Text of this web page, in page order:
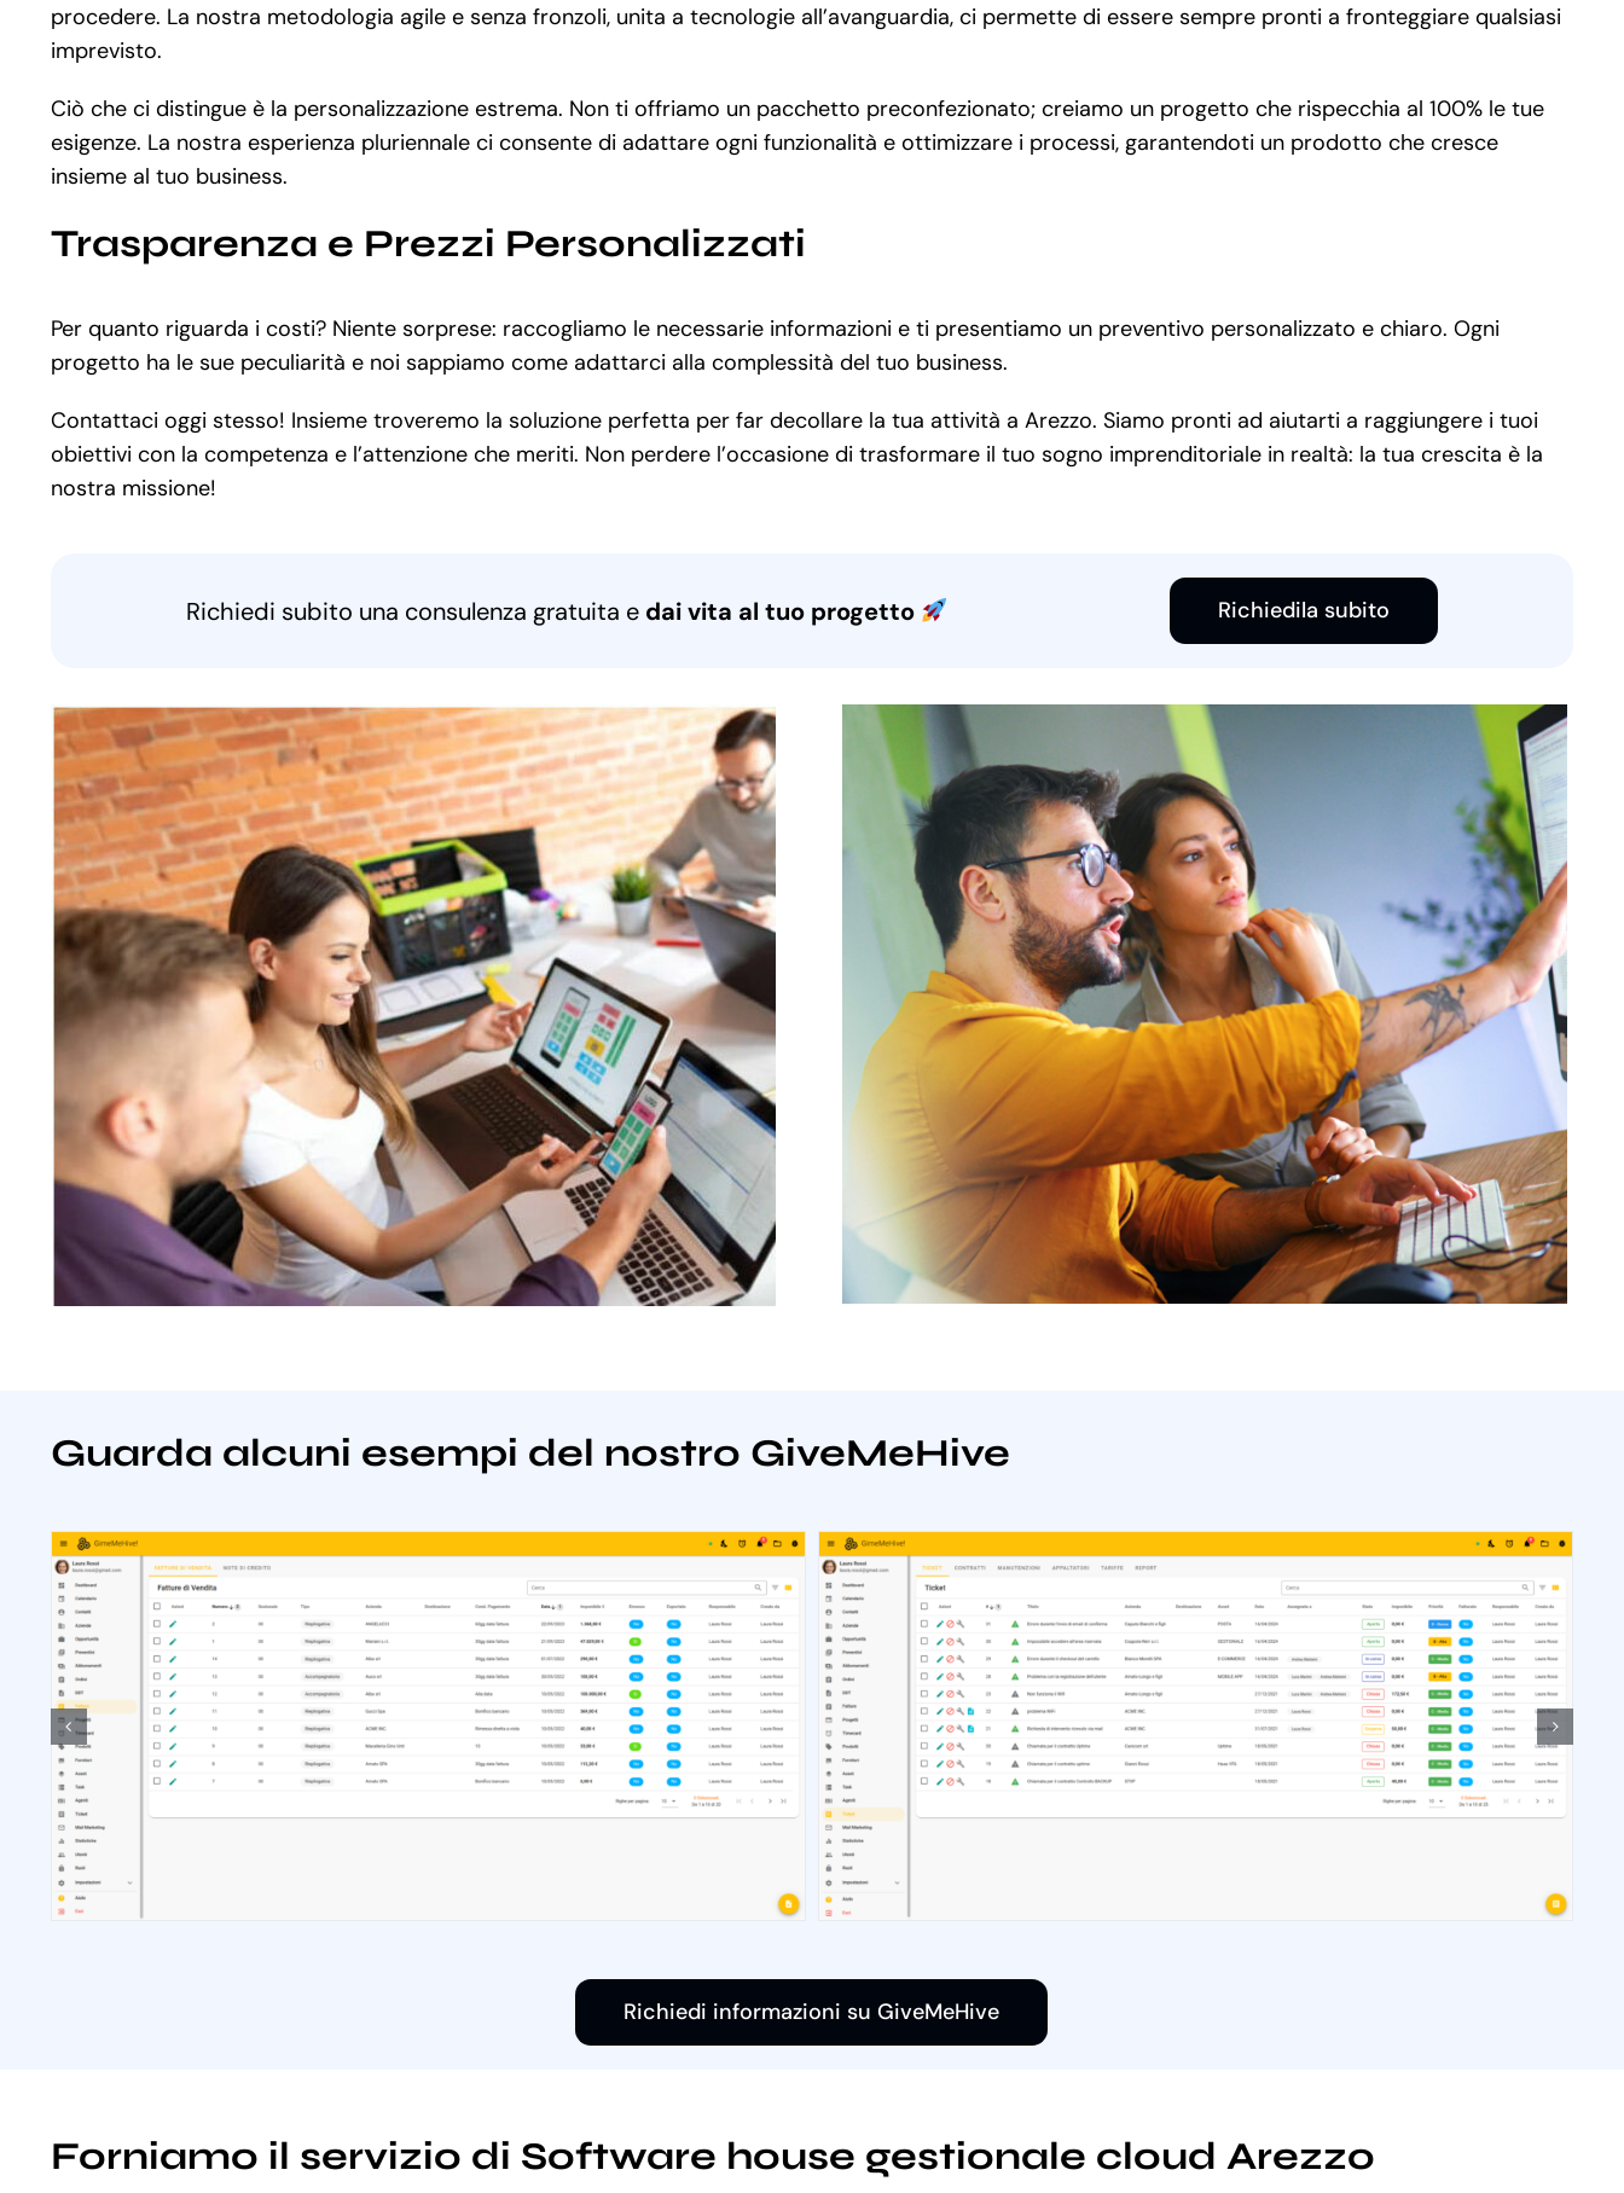
procedere. La nostra metodologia agile e senza fronzoli, unita a tecnologie all’avanguardia, ci permette di essere sempre pronti a fronteggiare qualsiasi
imprevisto.
Ciò che ci distingue è la personalizzazione estrema. Non ti offriamo un pacchetto preconfezionato; creiamo un progetto che rispecchia al 100% le tue
esigenze. La nostra esperienza pluriennale ci consente di adattare ogni funzionalità e ottimizzare i processi, garantendoti un prodotto che cresce
insieme al tuo business.
Trasparenza e Prezzi Personalizzati
Per quanto riguarda i costi? Niente sorprese: raccogliamo le necessarie informazioni e ti presentiamo un preventivo personalizzato e chiaro. Ogni
progetto ha le sue peculiarità e noi sappiamo come adattarci alla complessità del tuo business.
Contattaci oggi stesso! Insieme troveremo la soluzione perfetta per far decollare la tua attività a Arezzo. Siamo pronti ad aiutarti a raggiungere i tuoi
obiettivi con la competenza e l’attenzione che meriti. Non perdere l’occasione di trasformare il tuo sogno imprenditoriale in realtà: la tua crescita è la
nostra missione!
Richiedi subito una consulenza gratuita e dai vita al tuo progetto Richiedila subito
Guarda alcuni esempi del nostro GiveMeHive
Richiedi informazioni su GiveMeHive
Forniamo il servizio di Software house gestionale cloud Arezzo